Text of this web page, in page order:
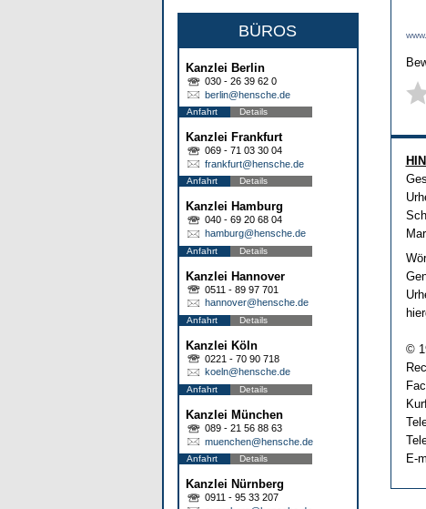
BÜROS
Kanzlei Berlin
030 - 26 39 62 0
berlin@hensche.de
Anfahrt Details
Kanzlei Frankfurt
069 - 71 03 30 04
frankfurt@hensche.de
Anfahrt Details
Kanzlei Hamburg
040 - 69 20 68 04
hamburg@hensche.de
Anfahrt Details
Kanzlei Hannover
0511 - 89 97 701
hannover@hensche.de
Anfahrt Details
Kanzlei Köln
0221 - 70 90 718
koeln@hensche.de
Anfahrt Details
Kanzlei München
089 - 21 56 88 63
muenchen@hensche.de
Anfahrt Details
Kanzlei Nürnberg
0911 - 95 33 207
©
E-